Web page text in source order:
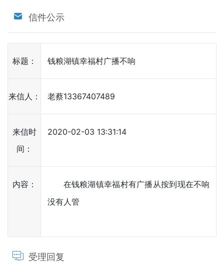
信件公示
标题： 钱粮湖镇幸福村广播不响
来信人： 老蔡13367407489
来信时
间：
2020-02-03 13:31:14
内容：
在钱粮湖镇幸福村有广播从按到现在不响
没有人管
受理回复